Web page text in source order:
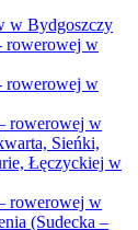
w Bydgoszczy
rowerowej w
rowerowej w
rowerowej w
Sieńki,
Łęczyckiej w
rowerowej w
(Sudecka –